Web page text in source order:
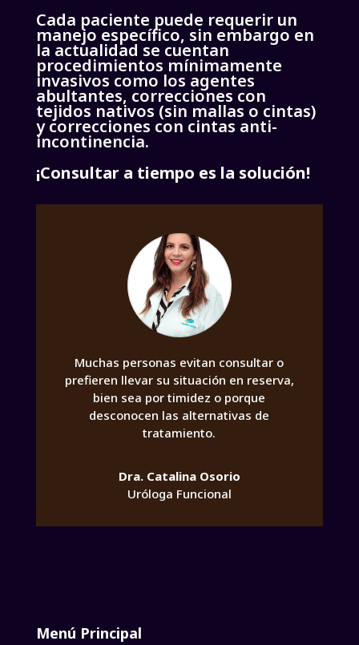
Cada paciente puede requerir un
manejo específico, sin embargo en
la actualidad se cuentan
procedimientos mínimamente
invasivos como los agentes
abultantes, correcciones con
tejidos nativos (sin mallas o cintas)
y correcciones con cintas anti-
incontinencia.
¡Consultar a tiempo es la solución!
Muchas personas evitan consultar o
prefieren llevar su situación en reserva,
bien sea por timidez o porque
desconocen las alternativas de
tratamiento.
Dra. Catalina Osorio
Uróloga Funcional
Menú Principal